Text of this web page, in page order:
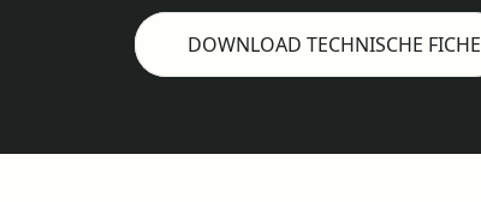
DOWNLOAD TECHNISCHE FICHE